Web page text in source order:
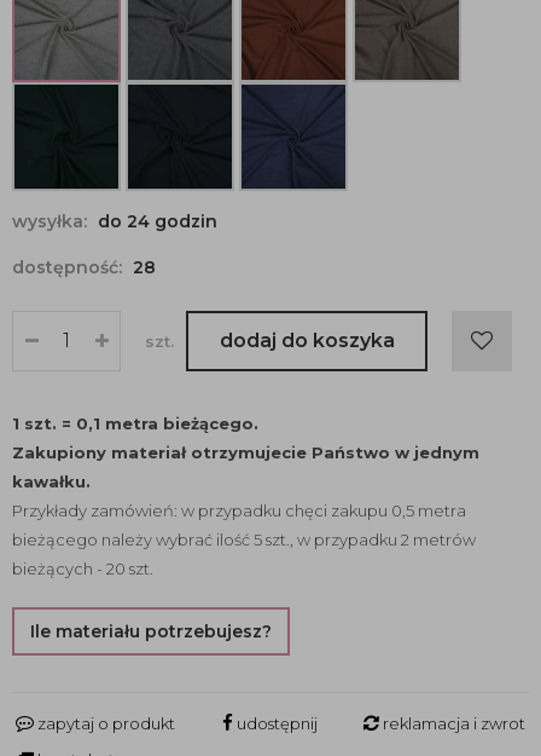
wysyłka: do 24 godzin
dostępność: 28
szt. dodaj do koszyka
1 szt. = 0,1 metra bieżącego.
Zakupiony materiał otrzymujecie Państwo w jednym
kawałku.
Przykłady zamówień: w przypadku chęci zakupu 0,5 metra
bieżącego należy wybrać ilość 5 szt., w przypadku 2 metrów
bieżących - 20 szt.
Ile materiału potrzebujesz?
zapytaj o produkt udostępnij
reklamacja i zwrot